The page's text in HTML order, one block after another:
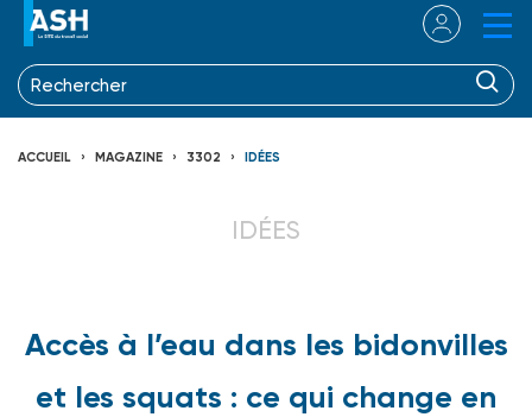
ACCUEIL MAGAZINE 3302 IDÉES
IDÉES
Accès à l’eau dans les bidonvilles
et les squats : ce qui change en